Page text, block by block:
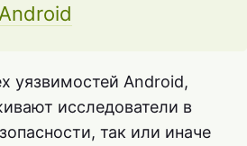
уязвимостей Android,
исследователи в
так или иначе